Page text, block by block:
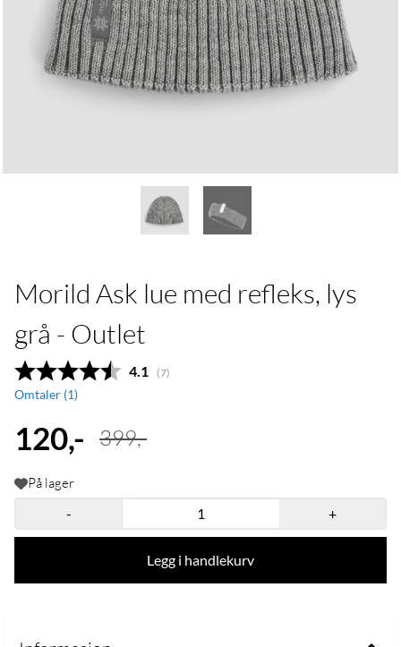
Morild Ask lue med refleks, lys
grå - Outlet
Gjennomsnittskarakter:
4.1 (stemmer:
7)
Omtaler (1)
120,- 399,-
På lager
-
+
Legg i handlekurv